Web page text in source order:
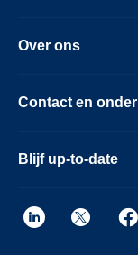
Over ons
Contact en
Blijf up-to-date